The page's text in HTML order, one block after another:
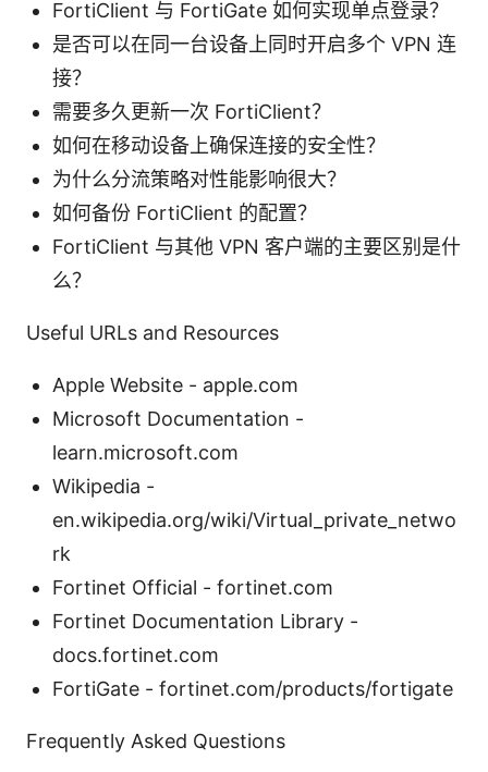
FortiClient 与 FortiGate 如何实现单点登录？
是否可以在同一台设备上同时开启多个 VPN 连
接？
需要多久更新一次 FortiClient？
如何在移动设备上确保连接的安全性？
为什么分流策略对性能影响很大？
如何备份 FortiClient 的配置？
FortiClient 与其他 VPN 客户端的主要区别是什
么？
Useful URLs and Resources
Apple Website - apple.com
Microsoft Documentation -
learn.microsoft.com
Wikipedia -
en.wikipedia.org/wiki/Virtual_private_netwo
rk
Fortinet Official - fortinet.com
Fortinet Documentation Library -
docs.fortinet.com
FortiGate - fortinet.com/products/fortigate
Frequently Asked Questions